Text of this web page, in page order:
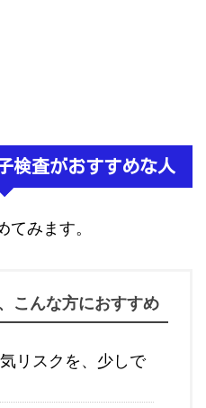
検査がおすすめな人
みます。
こんな方におすすめ
リスクを、少しで